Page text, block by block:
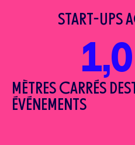
START-UPS
MÈTRES CARRÉS
ÉVÉNEMENTS